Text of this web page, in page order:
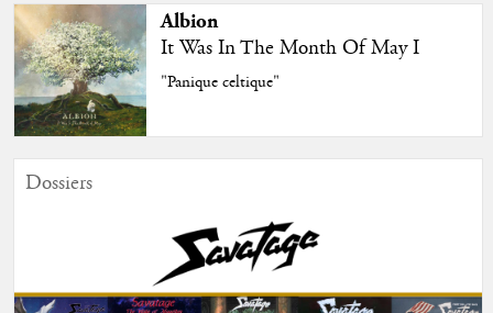
Albion
It Was In The Month Of May I
"Panique celtique"
Dossiers